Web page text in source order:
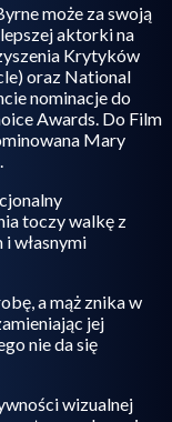
może za swoją
aktorki na
Krytyków
oraz National
nominacje do
Awards. Do Film
Mary
toczy walkę z
własnymi
a mąż znika w
jej
nie da się
wizualnej